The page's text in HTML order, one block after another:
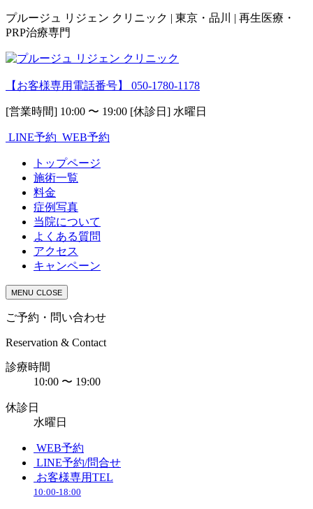
プルージュ リジェン クリニック | 東京・品川 | 再生医療・
PRP治療専門
【お客様専用電話番号】 050-1780-1178
[営業時間] 10:00 〜 19:00 [休診日] 水曜日
LINE予約 WEB予約
トップページ
施術一覧
料金
症例写真
当院について
よくある質問
アクセス
キャンペーン
MENU CLOSE
ご予約・問い合わせ
Reservation & Contact
診療時間
10:00 〜 19:00
休診日
水曜日
WEB予約
LINE予約/問合せ
お客様専用TEL
10:00-18:00